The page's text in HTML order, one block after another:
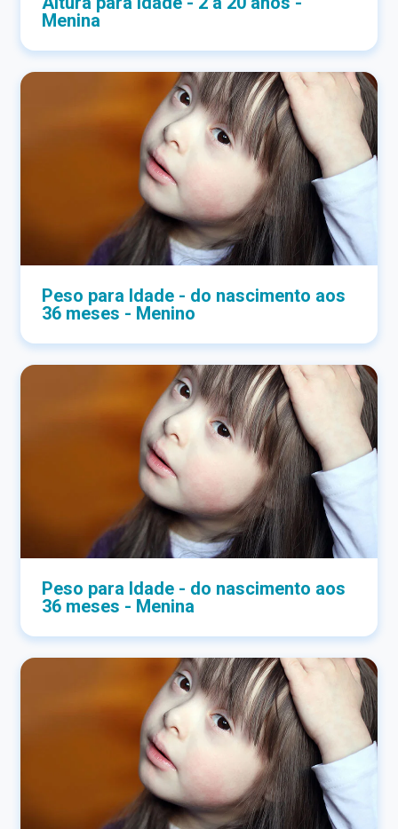
Menina
Peso para Idade - do nascimento aos
36 meses - Menino
Peso para Idade - do nascimento aos
36 meses - Menina